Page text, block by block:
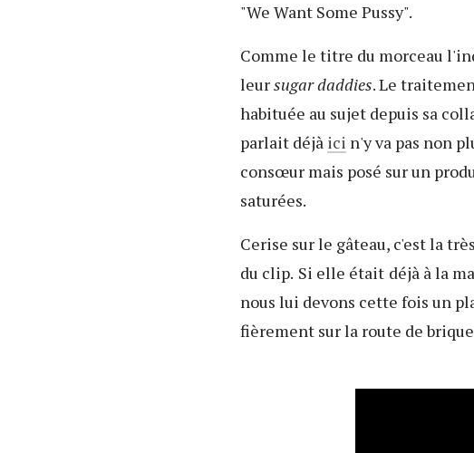
"We Want Some Pussy".
Comme le titre du morceau
leursugar daddies. Le
habituée au sujet depuis sa
parlait déjà ici n'y va pas non
consœur mais posé sur un
saturées.
Cerise sur le gâteau, c'est la
du clip. Si elle était déjà à la
nous lui devons cette fois un
fièrement sur la route de